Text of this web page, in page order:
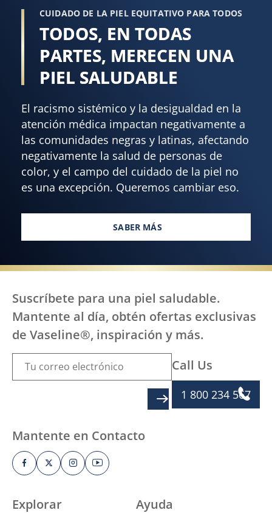
CUIDADO DE LA PIEL EQUITATIVO PARA TODOS
TODOS, EN TODAS
PARTES, MERECEN UNA
PIEL SALUDABLE
El racismo sistémico y la desigualdad en la
atención médica impactan negativamente a
las comunidades negras y latinas, afectando
negativamente la salud de personas de
color, y el campo del cuidado de la piel no
es una excepción. Queremos cambiar eso.
SABER MÁS
TODOS, EN TODAS PARTES,
Explorar Ayuda
Suscríbete para una piel saludable.
Mantente al día, obtén ofertas exclusivas
de Vaseline®, inspiración y más.
Call Us
1 800 234 567
Mantente en Contacto